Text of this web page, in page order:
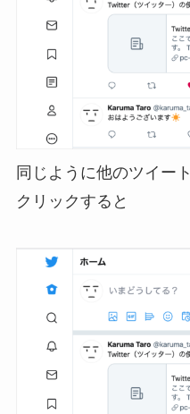
同じように他のツイー
クリックすると